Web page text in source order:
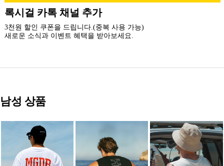
더 가까운 쇼핑, 록시걸 모바일 앱
빠른쇼핑! 간편결제! 모바일에 딱 맞춘 쇼핑 앱
지금 설치하고 추가 할인 받아 가세요.
남성 상품